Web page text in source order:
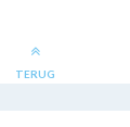
TERUG